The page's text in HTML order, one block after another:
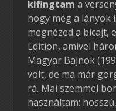
kifingtam a
hogy még a lányok
megnézed a bicajt,
Edition, amivel
Magyar Bajnok
volt, de ma már
rá. Mai szemmel
használtam: